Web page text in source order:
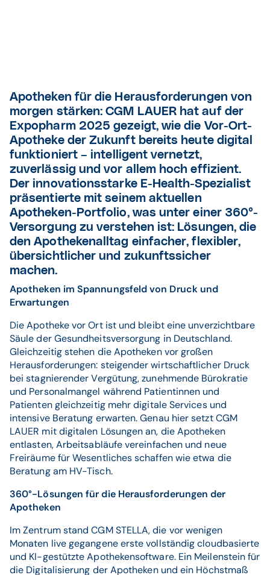
Apotheken für die Herausforderungen von
morgen stärken: CGM LAUER hat auf der
Expopharm 2025 gezeigt, wie die Vor-Ort-
Apotheke der Zukunft bereits heute digital
funktioniert – intelligent vernetzt,
zuverlässig und vor allem hoch effizient.
Der innovationsstarke E-Health-Spezialist
präsentierte mit seinem aktuellen
Apotheken-Portfolio, was unter einer 360°-
Versorgung zu verstehen ist: Lösungen, die
den Apothekenalltag einfacher, flexibler,
übersichtlicher und zukunftssicher
machen.
Apotheken im Spannungsfeld von Druck und
Erwartungen
Die Apotheke vor Ort ist und bleibt eine unverzichtbare
Säule der Gesundheitsversorgung in Deutschland.
Gleichzeitig stehen die Apotheken vor großen
Herausforderungen: steigender wirtschaftlicher Druck
bei stagnierender Vergütung, zunehmende Bürokratie
und Personalmangel während Patientinnen und
Patienten gleichzeitig mehr digitale Services und
intensive Beratung erwarten. Genau hier setzt CGM
LAUER mit digitalen Lösungen an, die Apotheken
entlasten, Arbeitsabläufe vereinfachen und neue
Freiräume für Wesentliches schaffen wie etwa die
Beratung am HV-Tisch.
360°-Lösungen für die Herausforderungen der
Apotheken
Im Zentrum stand CGM STELLA, die vor wenigen
Monaten live gegangene erste vollständig cloudbasierte
und KI-gestützte Apothekensoftware. Ein Meilenstein für
die Digitalisierung der Apotheken und ein Höchstmaß